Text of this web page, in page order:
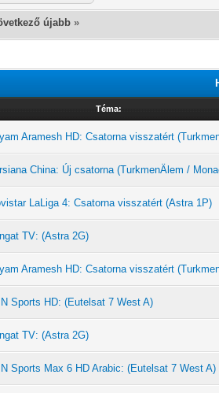
újabb »
Téma:
Aramesh HD: Csatorna visszatért
China: Új csatorna (TurkmenÄlem /
LaLiga 4: Csatorna visszatért (Astra 1P)
TV: (Astra 2G)
Aramesh HD: Csatorna visszatért
Sports HD: (Eutelsat 7 West A)
TV: (Astra 2G)
Sports Max 6 HD Arabic: (Eutelsat 7 West A)